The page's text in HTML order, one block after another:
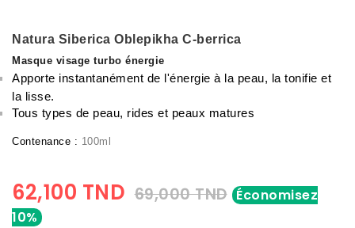
Natura Siberica Oblepikha C-berrica
Masque visage turbo énergie
Apporte instantanément de l'énergie à la peau, la tonifie et
la lisse.
Tous types de peau, rides et peaux matures
Contenance : 100ml
62,100 TND 69,000 TND Économisez
10%